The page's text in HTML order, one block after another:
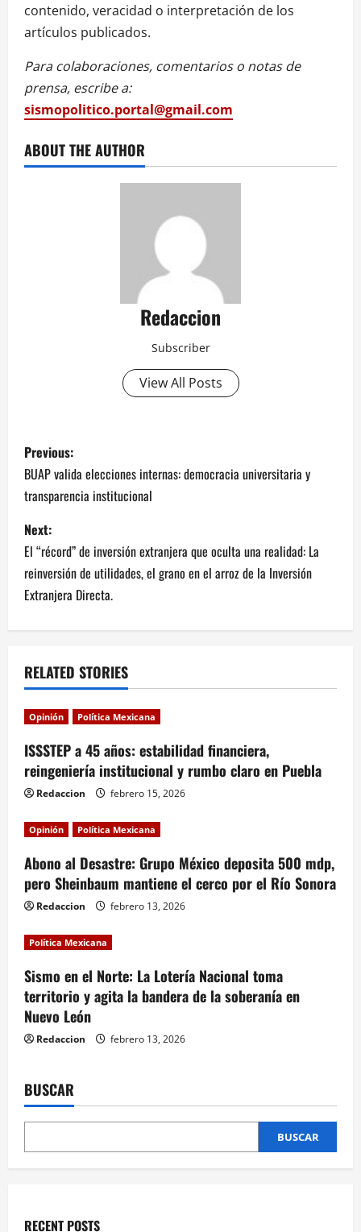
contenido, veracidad o interpretación de los
artículos publicados.
Para colaboraciones, comentarios o notas de
prensa, escribe a:
sismopolitico.portal@gmail.com
ABOUT THE AUTHOR
Redaccion
Subscriber
View All Posts
P
o
s
t
n
i
g
a
t
i
o
n
Previous:
BUAP valida elecciones internas: democracia universitaria y
transparencia institucional
Next:
El “récord” de inversión extranjera que oculta una realidad: La
reinversión de utilidades, el grano en el arroz de la Inversión
Extranjera Directa.
RELATED STORIES
Opinión Política Mexicana
ISSSTEP a 45 años: estabilidad financiera,
reingeniería institucional y rumbo claro en Puebla
Redaccion febrero 15, 2026
Opinión Política Mexicana
Abono al Desastre: Grupo México deposita 500 mdp,
pero Sheinbaum mantiene el cerco por el Río Sonora
Redaccion febrero 13, 2026
Política Mexicana
Sismo en el Norte: La Lotería Nacional toma
territorio y agita la bandera de la soberanía en
Nuevo León
Redaccion febrero 13, 2026
BUSCAR
BUSCAR
RECENT POSTS